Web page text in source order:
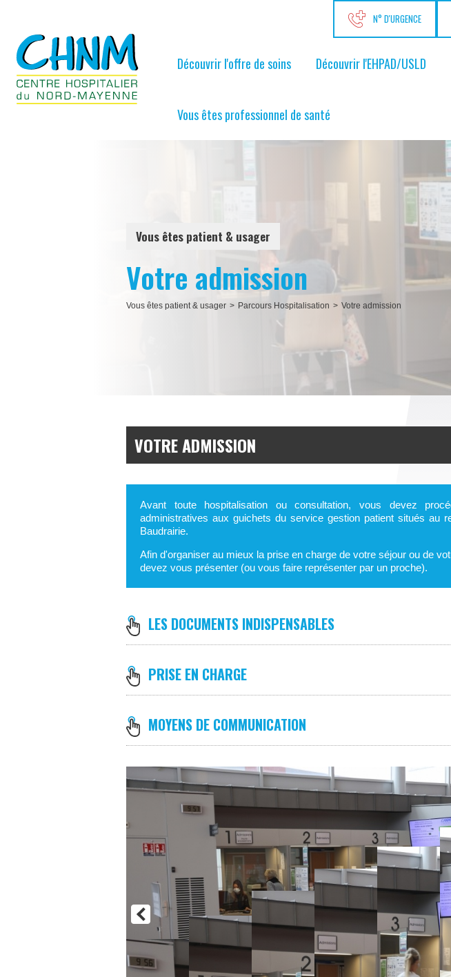
N° D'URGENCE
Découvrir l'offre de soins Découvrir l'EHPAD/USLD
Vous êtes professionnel de santé
Vous êtes patient & usager
Votre admission
Vous êtes patient & usager > Parcours Hospitalisation > Votre admission
VOTRE ADMISSION
Avant toute hospitalisation ou consultation, vous devez
administratives aux guichets du service gestion patient situés au
Baudrairie.
Afin d'organiser au mieux la prise en charge de votre séjour ou de
devez vous présenter (ou vous faire représenter par un proche).
LES DOCUMENTS INDISPENSABLES
PRISE EN CHARGE
MOYENS DE COMMUNICATION